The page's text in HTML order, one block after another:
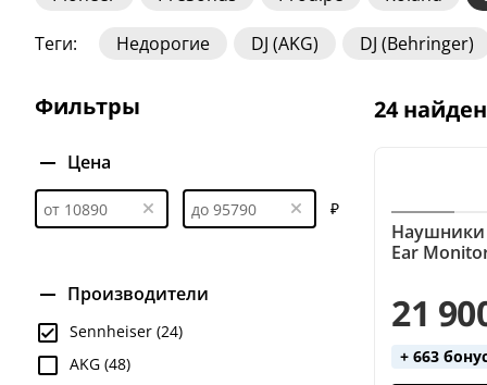
Теги: Недорогие DJ (AKG) DJ (Behringer)
Закрытые (Audio-Technica)
Мониторные
Накладные (Audio-Technica)
Полуоткрытые
Профессиональные
Студийные
Фильтры
Цена
₽
Производители
Sennheiser (24)
AKG (48)
24
Наушники
Ear
21
+ 663